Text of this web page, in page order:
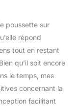
pour le
le bébé.
de
】 Élevez
de
avec la
poussette sur
répond
tout en restant
qu’il soit encore
le temps, mes
concernant la
facilitant